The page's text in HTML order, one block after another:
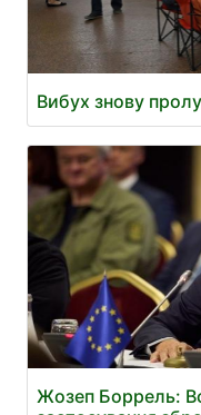
Вибух знову
Жозеп Боррель: